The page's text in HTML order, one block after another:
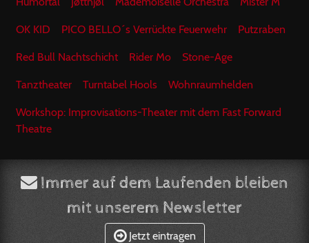
OK KID PICO BELLO´s Verrückte Feuerwehr Putzraben
Red Bull Nachtschicht Rider Mo Stone-Age
Tanztheater Turntabel Hools Wohnraumhelden
Workshop: Improvisations-Theater mit dem Fast Forward
Theatre
Immer auf dem Laufenden bleiben
mit unserem Newsletter
Jetzt eintragen